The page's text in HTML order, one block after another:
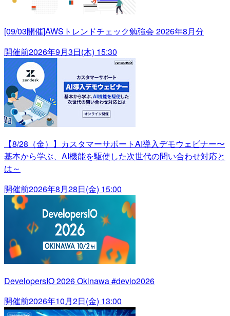
[09/03開催]AWSトレンドチェック勉強会 2026年8月分
開催前2026年9月3日(木) 15:30
【8/28（金）】カスタマーサポートAI導入デモウェビナー〜
基本から学ぶ、AI機能を駆使した次世代の問い合わせ対応と
は～
開催前2026年8月28日(金) 15:00
DevelopersIO 2026 Okinawa #devio2026
開催前2026年10月2日(金) 13:00